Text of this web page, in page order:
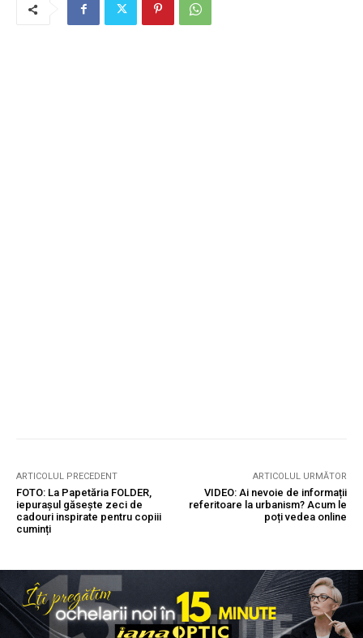
ARTICOLUL PRECEDENT
FOTO: La Papetăria FOLDER,
iepurașul găsește zeci de
cadouri inspirate pentru copiii
cuminți
ARTICOLUL URMĂTOR
VIDEO: Ai nevoie de informații
referitoare la urbanism? Acum le
poți vedea online